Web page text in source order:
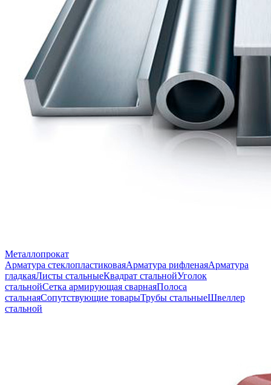
Металлопрокат
Арматура стеклопластиковаяАрматура рифленаяАрматура
гладкаяЛисты стальныеКвадрат стальнойУголок
стальнойСетка армирующая сварнаяПолоса
стальнаяСопутствующие товарыТрубы стальныеШвеллер
стальной